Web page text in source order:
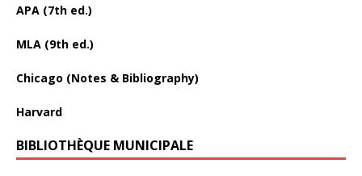
APA (7th ed.)
MLA (9th ed.)
Chicago (Notes & Bibliography)
Harvard
BIBLIOTHÈQUE MUNICIPALE